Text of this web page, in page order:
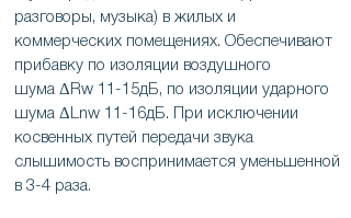
разговоры, музыка) в жилых и
коммерческих помещениях. Обеспечивают
прибавку по изоляции воздушного
шума ΔRw 11-15дБ, по изоляции ударного
шума ΔLnw 11-16дБ. При исключении
косвенных путей передачи звука
слышимость воспринимается уменьшенной
в 3-4 раза.